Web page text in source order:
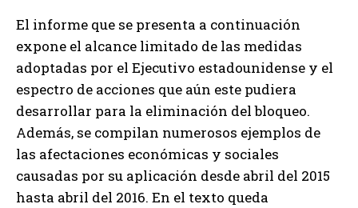
El informe que se presenta a continuación
expone el alcance limitado de las medidas
adoptadas por el Ejecutivo estadounidense y el
espectro de acciones que aún este pudiera
desarrollar para la eliminación del bloqueo.
Además, se compilan numerosos ejemplos de
las afectaciones económicas y sociales
causadas por su aplicación desde abril del 2015
hasta abril del 2016. En el texto queda